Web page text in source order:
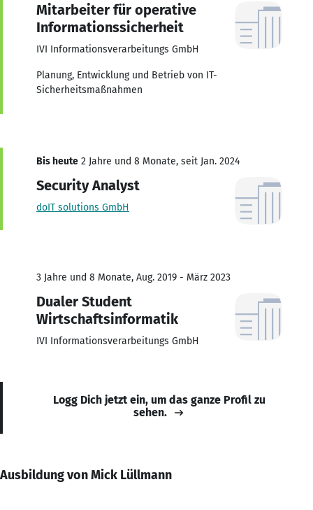
Mitarbeiter für operative
Informationssicherheit
IVI Informationsverarbeitungs GmbH
Planung, Entwicklung und Betrieb von IT-
Sicherheitsmaßnahmen
Bis heute 2 Jahre und 8 Monate, seit Jan. 2024
Security Analyst
doIT solutions GmbH
3 Jahre und 8 Monate, Aug. 2019 - März 2023
Dualer Student
Wirtschaftsinformatik
IVI Informationsverarbeitungs GmbH
Logg Dich jetzt ein, um das ganze Profil zu
sehen.
Ausbildung von Mick Lüllmann